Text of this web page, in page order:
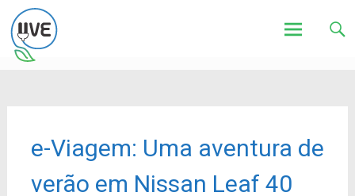
e-Viagem: Uma aventura de
verão em Nissan Leaf 40